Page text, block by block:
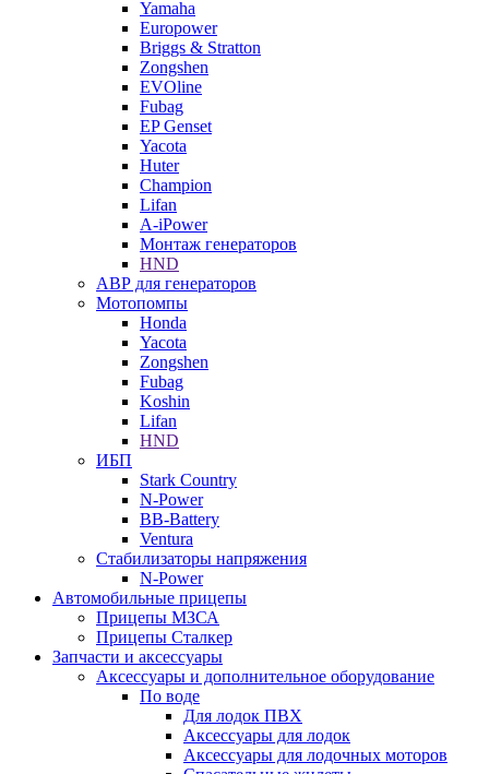
Yamaha
Europower
Briggs & Stratton
Zongshen
EVOline
Fubag
EP Genset
Yacota
Huter
Champion
Lifan
A-iPower
Монтаж генераторов
HND
АВР для генераторов
Мотопомпы
Honda
Yacota
Zongshen
Fubag
Koshin
Lifan
HND
ИБП
Stark Country
N-Power
BB-Battery
Ventura
Стабилизаторы напряжения
N-Power
Автомобильные прицепы
Прицепы МЗСА
Прицепы Сталкер
Запчасти и аксессуары
Аксессуары и дополнительное оборудование
По воде
Для лодок ПВХ
Аксессуары для лодок
Аксессуары для лодочных моторов